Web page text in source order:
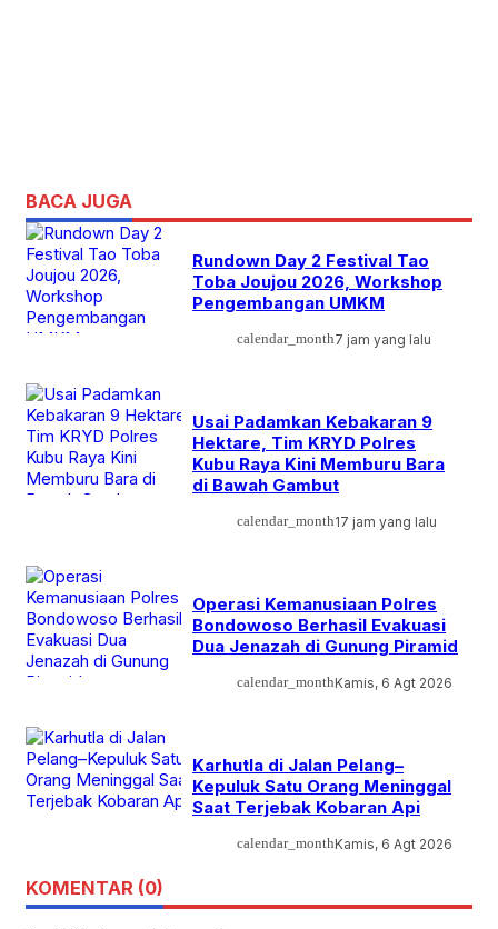
BACA JUGA
Rundown Day 2 Festival Tao
Toba Joujou 2026, Workshop
Pengembangan UMKM
calendar_month7 jam yang lalu
Usai Padamkan Kebakaran 9
Hektare, Tim KRYD Polres
Kubu Raya Kini Memburu Bara
di Bawah Gambut
calendar_month17 jam yang lalu
Operasi Kemanusiaan Polres
Bondowoso Berhasil Evakuasi
Dua Jenazah di Gunung Piramid
calendar_monthKamis, 6 Agt 2026
Karhutla di Jalan Pelang–
Kepuluk Satu Orang Meninggal
Saat Terjebak Kobaran Api
calendar_monthKamis, 6 Agt 2026
KOMENTAR (0)